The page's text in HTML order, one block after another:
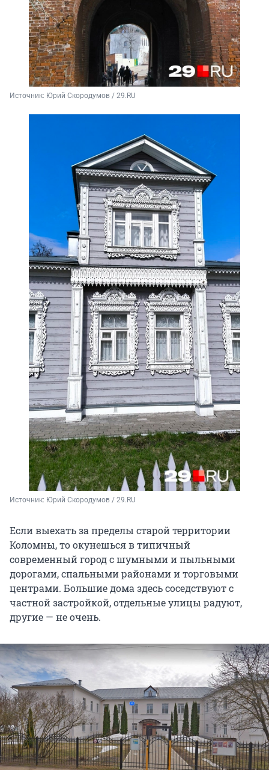
Источник: Юрий Скородумов / 29.RU
Источник: Юрий Скородумов / 29.RU
Если выехать за пределы старой территории
Коломны, то окунешься в типичный
современный город с шумными и пыльными
дорогами, спальными районами и торговыми
центрами. Большие дома здесь соседствуют с
частной застройкой, отдельные улицы радуют,
другие — не очень.